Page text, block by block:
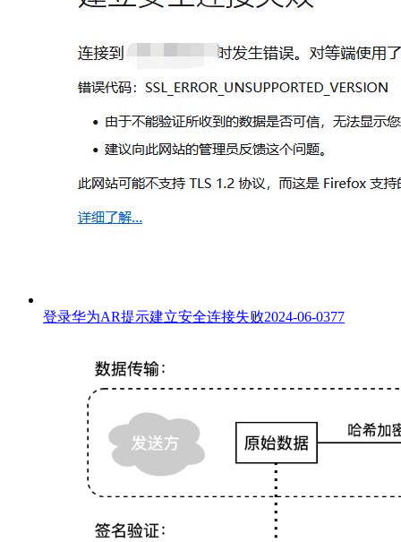
登录华为AR提示建立安全连接失败2024-06-0377